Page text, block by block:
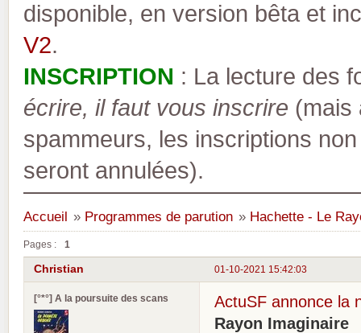
disponible, en version bêta et
V2.
INSCRIPTION : La lecture des
écrire, il faut vous inscrire (mais
spammeurs, les inscriptions
seront annulées).
Accueil » Programmes de parution » Hachette - Le
Pages : 1
01-10-2021 15:42:03
Christian
[°*°] A la poursuite des scans
ActuSF annonce la
Rayon Imaginaire